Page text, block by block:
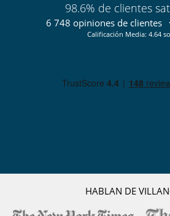
98.6% de clientes
6 748 opiniones de clientes
Calificación Media: 4.64
HABLAN DE